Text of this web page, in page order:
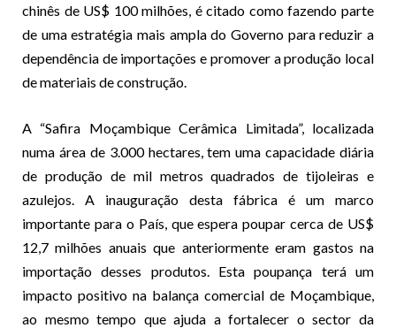
chinês de US$ 100 milhões, é citado como fazendo parte
de uma estratégia mais ampla do Governo para reduzir a
dependência de importações e promover a produção local
de materiais de construção.
A “Safira Moçambique Cerâmica Limitada”, localizada
numa área de 3.000 hectares, tem uma capacidade diária
de produção de mil metros quadrados de tijoleiras e
azulejos. A inauguração desta fábrica é um marco
importante para o País, que espera poupar cerca de US$
12,7 milhões anuais que anteriormente eram gastos na
importação desses produtos. Esta poupança terá um
impacto positivo na balança comercial de Moçambique,
ao mesmo tempo que ajuda a fortalecer o sector da